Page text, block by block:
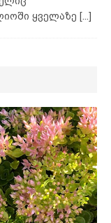
ყველაზე [...]